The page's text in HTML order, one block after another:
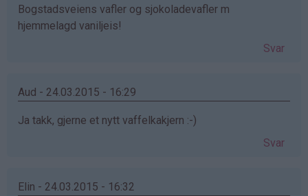
Bogstadsveiens vafler og sjokoladevafler m
hjemmelagd vaniljeis!
Svar
Aud - 24.03.2015 - 16:29
Ja takk, gjerne et nytt vaffelkakjern :-)
Svar
Elin - 24.03.2015 - 16:32